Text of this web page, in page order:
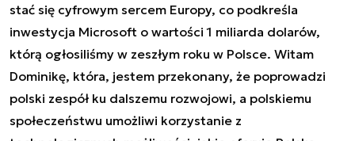
stać się cyfrowym sercem Europy, co podkreśla
inwestycja Microsoft o wartości 1 miliarda dolarów,
którą ogłosiliśmy w zeszłym roku w Polsce. Witam
Dominikę, która, jestem przekonany, że poprowadzi
polski zespół ku dalszemu rozwojowi, a polskiemu
społeczeństwu umożliwi korzystanie z